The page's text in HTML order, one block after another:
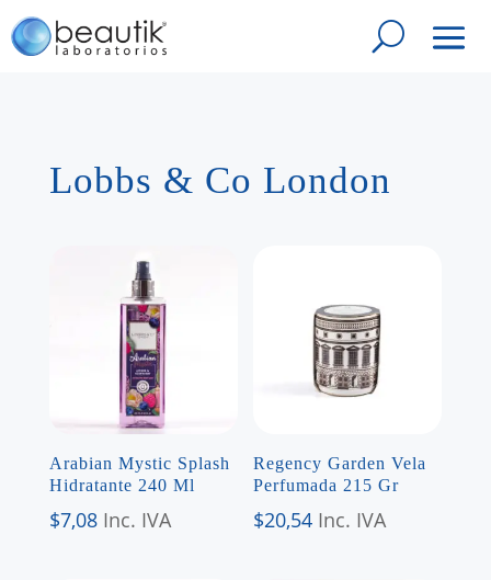
Lobbs & Co London
Arabian Mystic Splash
Hidratante 240 Ml
$7,08 Inc. IVA
Regency Garden Vela
Perfumada 215 Gr
$20,54 Inc. IVA